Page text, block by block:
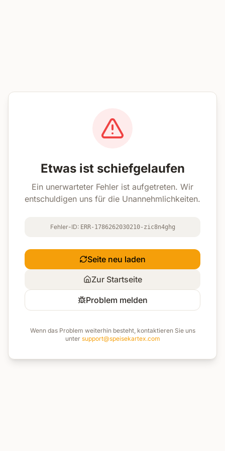
Etwas ist schiefgelaufen
Ein unerwarteter Fehler ist aufgetreten. Wir
entschuldigen uns für die Unannehmlichkeiten.
Fehler-ID: ERR-1786262030210-zic8n4ghg
Seite neu laden
Zur Startseite
Problem melden
Wenn das Problem weiterhin besteht, kontaktieren Sie uns
unter support@speisekartex.com